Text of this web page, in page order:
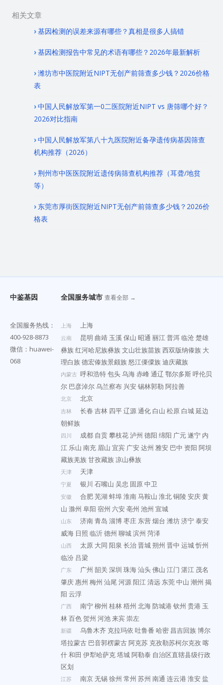
相关文章
基因检测的误差来源有哪些？真相是很多人搞错
基因检测报告中常见的术语有哪些？2026年最新解析
潍坊市中医院附近NIPT无创产前筛查多少钱？2026价格
表
中国人民解放军第一0二医院附近NIPT vs 唐筛哪个好？
2026对比指南
中国人民解放军第八十九医院附近备孕遗传病基因筛查
机构推荐（2026）
荆州市中医医院附近遗传病筛查机构推荐（耳聋/地贫
等）
东莞市厚街医院附近NIPT无创产前筛查多少钱？2026价
格表
中鉴基因
全国服务热线：
400-928-8873
微信：huawei-
068
全国服务城市 查看全部 →
上海 上海
云南 昆明 曲靖 玉溪保山 昭通 丽江普洱临沧楚雄
彝族红河哈尼族彝族文山壮族苗族西双版纳傣族 大
理白族德宏傣族景颇族怒江傈僳族迪庆藏族
内蒙古 呼和浩特包头乌海赤峰通辽 鄂尔多斯呼伦贝
尔 巴彦淖尔乌兰察布 兴安锡林郭勒 阿拉善
北京 北京
吉林 长春 吉林 四平辽源通化 白山 松原 白城延边
朝鲜族
四川 成都 自贡攀枝花泸州 德阳 绵阳 广元遂宁 内
江 乐山 南充 眉山 宜宾 广安达州 雅安 巴中 资阳 阿坝
藏族羌族甘孜藏族凉山彝族
天津 天津
宁夏 银川 石嘴山 吴忠 固原中卫
安徽 合肥芜湖 蚌埠淮南马鞍山 淮北铜陵 安庆黄
山 滁州 阜阳 宿州 六安亳州 池州 宣城
山东 济南青岛 淄博枣庄 东营烟台 潍坊济宁泰安
威海 日照 临沂德州 聊城滨州 菏泽
山西 太原 大同 阳泉 长治晋城朔州 晋中 运城忻州
临汾 吕梁
广东 广州 韶关 深圳 珠海汕头佛山 江门 湛江 茂名
肇庆惠州 梅州 汕尾 河源阳江清远 东莞中山 潮州 揭
阳 云浮
广西 南宁柳州 桂林梧州 北海防城港钦州 贵港 玉
林百色贺州 河池来宾崇左
新疆 乌鲁木齐 克拉玛依 吐鲁番 哈密 昌吉回族博尔
塔拉蒙古 巴音郭楞蒙古阿克苏 克孜勒苏柯尔克孜喀
什和田 伊犁哈萨克塔城阿勒泰 自治区直辖县级行政
区划
江苏 南京无锡徐州 常州 苏州 南通 连云港淮安盐